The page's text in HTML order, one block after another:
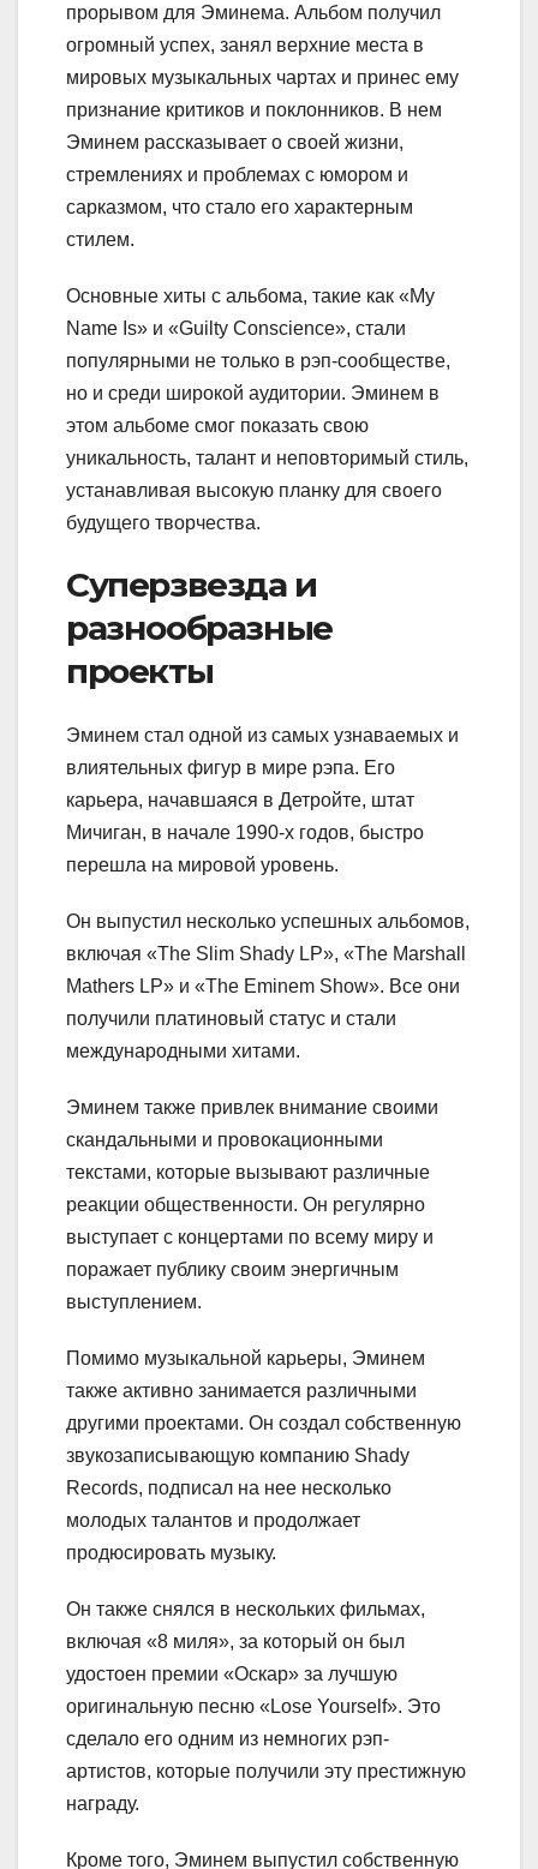
прорывом для Эминема. Альбом получил
огромный успех, занял верхние места в
мировых музыкальных чартах и принес ему
признание критиков и поклонников. В нем
Эминем рассказывает о своей жизни,
стремлениях и проблемах с юмором и
сарказмом, что стало его характерным
стилем.
Основные хиты с альбома, такие как «My
Name Is» и «Guilty Conscience», стали
популярными не только в рэп-сообществе,
но и среди широкой аудитории. Эминем в
этом альбоме смог показать свою
уникальность, талант и неповторимый стиль,
устанавливая высокую планку для своего
будущего творчества.
Суперзвезда и
разнообразные
проекты
Эминем стал одной из самых узнаваемых и
влиятельных фигур в мире рэпа. Его
карьера, начавшаяся в Детройте, штат
Мичиган, в начале 1990-х годов, быстро
перешла на мировой уровень.
Он выпустил несколько успешных альбомов,
включая «The Slim Shady LP», «The Marshall
Mathers LP» и «The Eminem Show». Все они
получили платиновый статус и стали
международными хитами.
Эминем также привлек внимание своими
скандальными и провокационными
текстами, которые вызывают различные
реакции общественности. Он регулярно
выступает с концертами по всему миру и
поражает публику своим энергичным
выступлением.
Помимо музыкальной карьеры, Эминем
также активно занимается различными
другими проектами. Он создал собственную
звукозаписывающую компанию Shady
Records, подписал на нее несколько
молодых талантов и продолжает
продюсировать музыку.
Он также снялся в нескольких фильмах,
включая «8 миля», за который он был
удостоен премии «Оскар» за лучшую
оригинальную песню «Lose Yourself». Это
сделало его одним из немногих рэп-
артистов, которые получили эту престижную
награду.
Кроме того, Эминем выпустил собственную